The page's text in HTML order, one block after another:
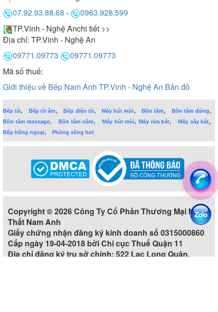
07.92.93.88.68 -
0963.928.599
TP.Vinh - Nghệ Anchi tiết >>
Địa chỉ: TP.Vinh - Nghệ An
09771.09773
09771.09773
Mã số thuế:
Giới thiệu về Bếp Nam Anh TP.Vinh - Nghệ An Bản đồ
Bếp từ, Bếp từ âm,Bếp điện từ,Máy hút mùi, Bồn tắm, Bồn tắm đứng,
Bồn tắm massage,Bồn tắm nằm,Máy hút mùi,Máy rửa bát,Máy sấy bát,
Bếp hồng ngoại, Phòng xông hơi
Copyright © 2026 Công Ty Cổ Phần Thương Mại Nội
Thất Nam Anh
Giấy chứng nhận đăng ký kinh doanh số 0315000860
Cấp ngày 19-04-2018 bởi Chi cục Thuế Quận 11
Địa chỉ đăng ký trụ sở chính: 522 Lạc Long Quân,